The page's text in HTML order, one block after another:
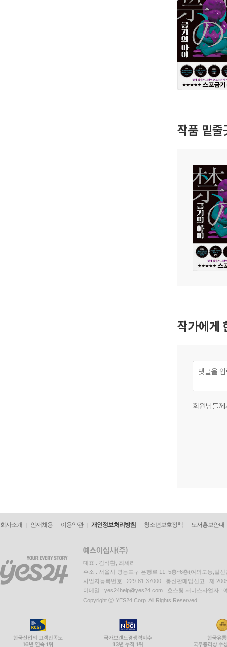
작품 밑줄
작가에게
회원님들
회사소개 인재채용 이용약관 개인정보처리방침 청소년보호정책 도서홍보안내
대표 : 김석환, 최세라
주소 : 서울시 영등포구 은행로 11, 5층~6층(여의도동,일신
사업자등록번호 : 229-81-37000 통신판매업신고 : 제
이메일 : yes24help@yes24.com 호스팅 서비스사업자 :
Copyright ⓒ YES24 Corp. All Rights Reserved.